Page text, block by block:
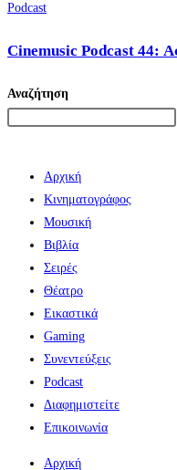
Podcast
Cinemusic Podcast 44:
Αναζήτηση
Αρχική
Κινηματογράφος
Μουσική
Βιβλία
Σειρές
Θέατρο
Εικαστικά
Gaming
Συνεντεύξεις
Podcast
Διαφημιστείτε
Επικοινωνία
Αρχική